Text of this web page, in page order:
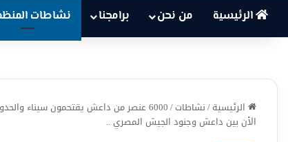
الرئيسية من نحن برامجنا نشاطات
الرئيسية/نشاطات/
6000 عنصر من داعش يقتحمون سيناء
الأن بين داعش وجنود الجيش المصري ..